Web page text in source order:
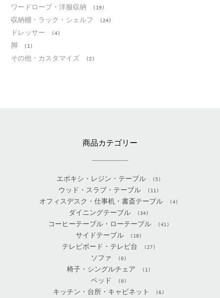
ワードローブ・洋服収納 (19)
収納棚・ラック・シェルフ (24)
ドレッサー (4)
脚 (1)
その他・カスタマイズ (2)
商品カテゴリー
エポキシ・レジン・テーブル (5)
ウッド・スラブ・テーブル (11)
オフィスデスク・仕事机・書斎テーブル (4)
ダイニングテーブル (34)
コーヒーテーブル・ローテーブル (41)
サイドテーブル (18)
テレビボード・テレビ台 (27)
ソファ (0)
椅子・シングルチェア (1)
ベッド (0)
キッチン・台所・キャビネット (6)